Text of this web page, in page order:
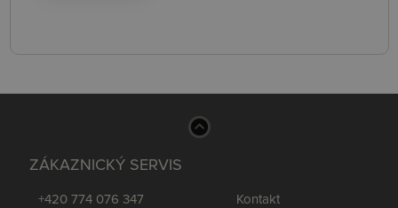
ZÁKAZNICKÝ SERVIS
+420 774 076 347
Kontakt